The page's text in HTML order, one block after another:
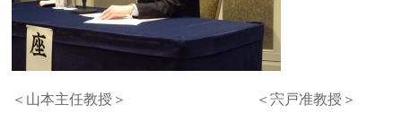
＜山本主任教授＞ ＜宍戸准教授＞